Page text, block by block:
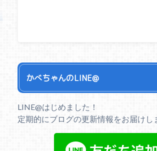
かべちゃんのLINE@
LINE@はじめました！
定期的にブログの更新情報をお届けし